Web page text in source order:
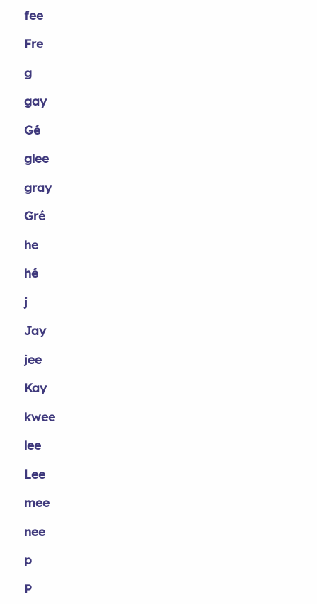
fee
Fre
g
gay
Gé
glee
gray
Gré
he
hé
j
Jay
jee
Kay
kwee
lee
Lee
mee
nee
p
P